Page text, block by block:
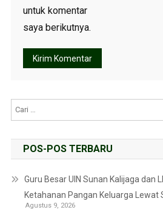
untuk komentar
saya berikutnya.
POS-POS TERBARU
Guru Besar UIN Sunan Kalijaga dan
Ketahanan Pangan Keluarga Lewat
Agustus 9, 2026